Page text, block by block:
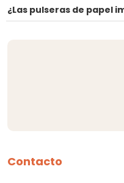
¿Las pulseras de papel
Contacto